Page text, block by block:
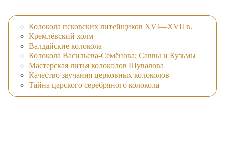
Колокола псковских литейщиков XVI—XVII в.
Кремлёвский холм
Валдайские колокола
Колокола Васильева-Семёнова; Саввы и Кузьмы
Мастерская литья колоколов Шувалова
Качество звучания церковных колоколов
Тайна царского серебряного колокола